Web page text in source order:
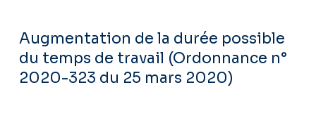
Augmentation de la durée possible
du temps de travail (Ordonnance n°
2020-323 du 25 mars 2020)